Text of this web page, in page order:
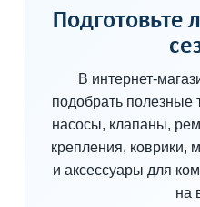
Подготовьте
В интернет-
подобрать
насосы, клапаны,
крепления, коврики,
и аксессуары для
на